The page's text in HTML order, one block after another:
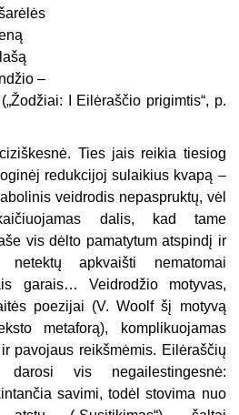
–
I Eilėraščio prigimtis“, p.
Ties jais reikia tiesiog
redukcijoj sulaikius kvapą –
veidrodis nepaspruktų, vėl
dalis, kad tame
vis dėlto pamatytum atspindį ir
apkvaišti nematomai
garais… Veidrodžio motyvas,
poezijai (V. Woolf šį motyvą
metaforą), komplikuojamas
pavojaus reikšmėmis. Eilėraščių
darosi vis negailestingesnė:
savimi, todėl stovima nuo